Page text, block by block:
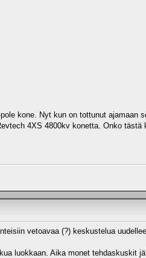
kone. Nyt kun on tottunut ajamaan
4XS 4800kv konetta. Onko tästä
vetoavaa (?) keskustelua
luokkaan. Aika monet tehdaskuskit